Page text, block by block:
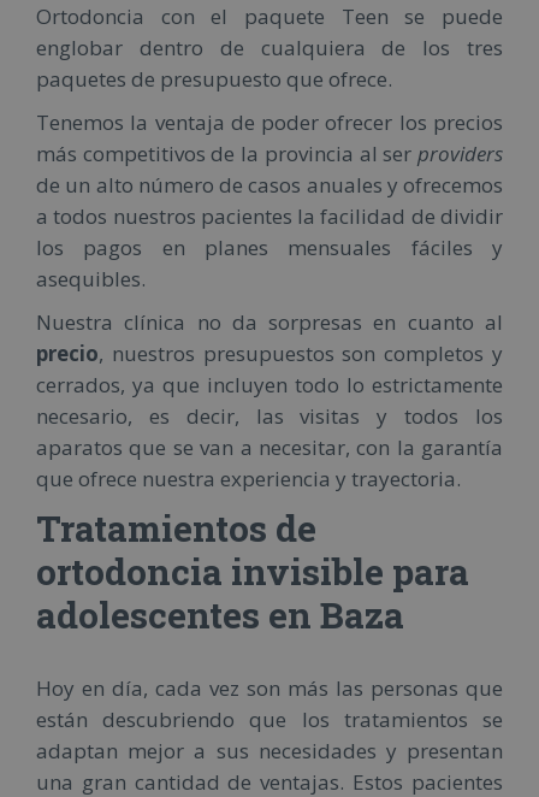
Ortodoncia con el paquete Teen se puede
englobar dentro de cualquiera de los tres
paquetes de presupuesto que ofrece.
Tenemos la ventaja de poder ofrecer los precios
más competitivos de la provincia al ser providers
de un alto número de casos anuales y ofrecemos
a todos nuestros pacientes la facilidad de dividir
los pagos en planes mensuales fáciles y
asequibles.
Nuestra clínica no da sorpresas en cuanto al
precio, nuestros presupuestos son completos y
cerrados, ya que incluyen todo lo estrictamente
necesario, es decir, las visitas y todos los
aparatos que se van a necesitar, con la garantía
que ofrece nuestra experiencia y trayectoria.
Tratamientos de
ortodoncia invisible para
adolescentes en Baza
Hoy en día, cada vez son más las personas que
están descubriendo que los tratamientos se
adaptan mejor a sus necesidades y presentan
una gran cantidad de ventajas. Estos pacientes